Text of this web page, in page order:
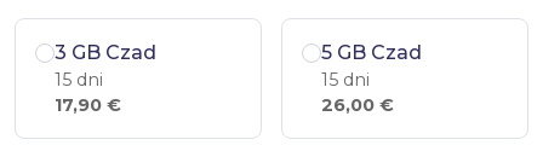
3 GB Czad
15 dni
17,90 €
5 GB Czad
15 dni
26,00 €